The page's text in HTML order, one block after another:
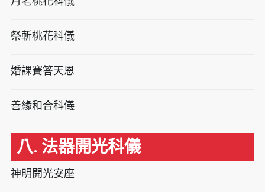
祭斬桃花科儀
婚課賽答天恩
善緣和合科儀
八. 法器開光科儀
神明開光安座